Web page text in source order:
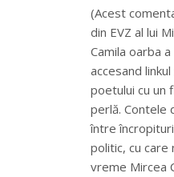
(Acest
din EVZ al lui
Camila oarba
accesand
poetului cu un
perlă. Contele
între
politic, cu care
vreme Mircea